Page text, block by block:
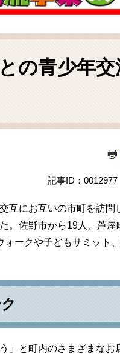
の青少年
記事ID：0012977
互にお互いの市町を訪
。佐野市から19人、芦
ークや子どもサミット
」と町内のさまざまな